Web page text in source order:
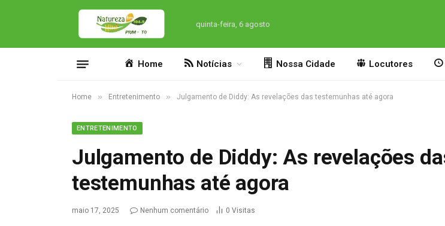
quinta-feira, 6 agosto
Home Notícias Nossa Cidade Locutores
Home » Entretenimento » Julgamento de Diddy: As revelações das testemunhas até agora
ENTRETENIMENTO
Julgamento de Diddy: As revelações
testemunhas até agora
maio 17, 2025 Nenhum comentário 0 Visitas